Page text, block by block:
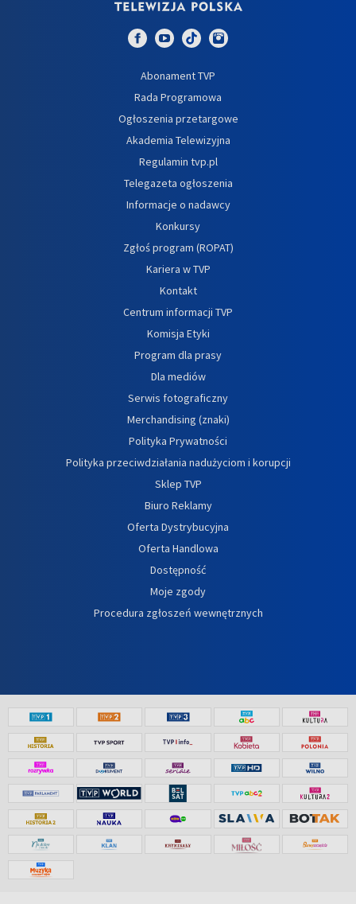
Abonament TVP
Rada Programowa
Ogłoszenia przetargowe
Akademia Telewizyjna
Regulamin tvp.pl
Telegazeta ogłoszenia
Informacje o nadawcy
Konkursy
Zgłoś program (ROPAT)
Kariera w TVP
Kontakt
Centrum informacji TVP
Komisja Etyki
Program dla prasy
Dla mediów
Serwis fotograficzny
Merchandising (znaki)
Polityka Prywatności
Polityka przeciwdziałania nadużyciom i korupcji
Sklep TVP
Biuro Reklamy
Oferta Dystrybucyjna
Oferta Handlowa
Dostępność
Moje zgody
Procedura zgłoszeń wewnętrznych